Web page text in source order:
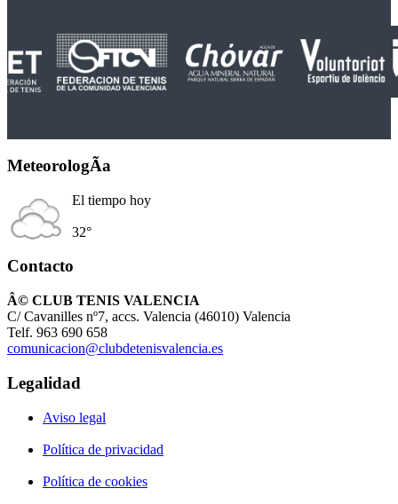
MeteorologÃ­a
El tiempo hoy
32°
Contacto
Â© CLUB TENIS VALENCIA
C/ Cavanilles nº7, accs. Valencia (46010) Valencia
Telf. 963 690 658
comunicacion@clubdetenisvalencia.es
Legalidad
Aviso legal
Política de privacidad
Política de cookies